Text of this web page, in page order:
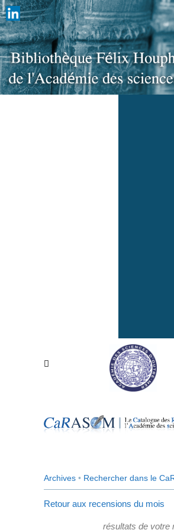
Archives • Rechercher dans le
Retour aux recensions du mois
résultats de votre